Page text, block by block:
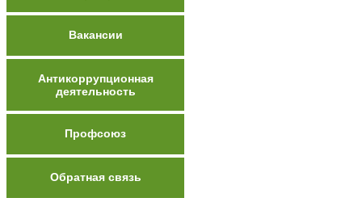
Вакансии
Антикоррупционная
деятельность
Профсоюз
Обратная связь